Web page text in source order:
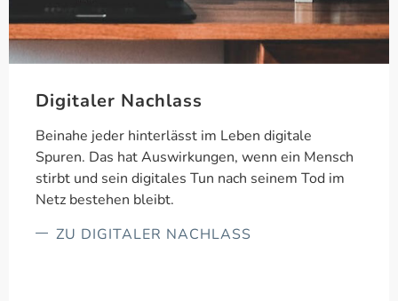
Digitaler Nachlass
Beinahe jeder hinterlässt im Leben digitale
Spuren. Das hat Auswirkungen, wenn ein Mensch
stirbt und sein digitales Tun nach seinem Tod im
Netz bestehen bleibt.
ZU DIGITALER NACHLASS